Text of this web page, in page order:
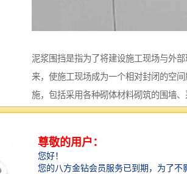
泥浆围挡是指为了将建设施工现场与外
来，使施工现场成为一个相对封闭的空
施，包括采用各种砌体材料砌筑的围墙
板材构成的维护体等。
泥浆围挡由防护网片和立柱组成。基坑围
片由2cm×4cm方管焊接组成，单片尺寸